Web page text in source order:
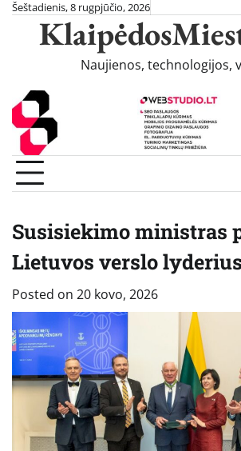
Skip
content
Šeštadienis, 8 rugpjūčio, 2026
Naujienos, technologijos,
Susisiekimo ministras
Lietuvos verslo lyderius
Posted on 20 kovo, 2026